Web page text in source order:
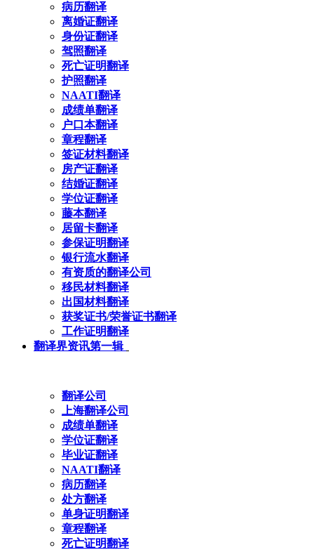
病历翻译
离婚证翻译
身份证翻译
驾照翻译
死亡证明翻译
护照翻译
NAATI翻译
成绩单翻译
户口本翻译
章程翻译
签证材料翻译
房产证翻译
结婚证翻译
学位证翻译
藤本翻译
居留卡翻译
参保证明翻译
银行流水翻译
有资质的翻译公司
移民材料翻译
出国材料翻译
获奖证书/荣誉证书翻译
工作证明翻译
翻译界资讯第一辑
翻译公司
上海翻译公司
成绩单翻译
学位证翻译
毕业证翻译
NAATI翻译
病历翻译
处方翻译
单身证明翻译
章程翻译
死亡证明翻译